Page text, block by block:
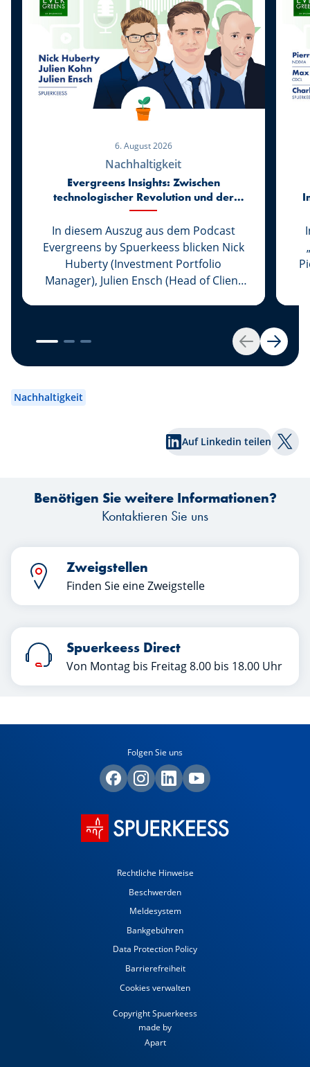
ZurückWeiter
6. August 2026
Nachhaltigkeit
Evergreens Insights: Zwischen
technologischer Revolution und der
Rückkehr zur Realität der Märkte
In diesem Auszug aus dem Podcast
Evergreens by Spuerkeess blicken Nick
Huberty (Investment Portfolio
Manager), Julien Ensch (Head of Client
auf die ersten sechs Monate des Jahres
2026 zurück. Zwischen dem rasanten
Aufstieg der Kkünstlichen Intelligenz,
veränderten geldpolitischen
geopolitischen Spannungen hielten die
Finanzmärkte erneut zahlreiche
Halbjahr ziehen? Erfahren Sie mehr in
diesem Artikel.
Nachhaltigkeit
Auf Linkedin teilen Auf
Benötigen Sie weitere Informationen?
Kontaktieren Sie uns
Zweigstellen
Finden Sie eine Zweigstelle
Spuerkeess Direct
Von Montag bis Freitag 8.00 bis 18.00 Uhr
Folgen Sie uns
Rechtliche Hinweise
Beschwerden
Meldesystem
Bankgebühren
Data Protection Policy
Barrierefreiheit
Cookies verwalten
Copyright Spuerkeess
made by
Apart